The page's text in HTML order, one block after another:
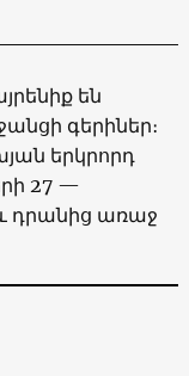
են
գերիներ։
երկրորդ
27 —
դրանից առաջ